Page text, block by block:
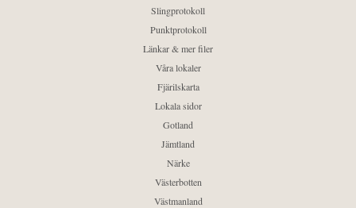
Slingprotokoll
Punktprotokoll
Länkar & mer filer
Våra lokaler
Fjärilskarta
Lokala sidor
Gotland
Jämtland
Närke
Västerbotten
Västmanland